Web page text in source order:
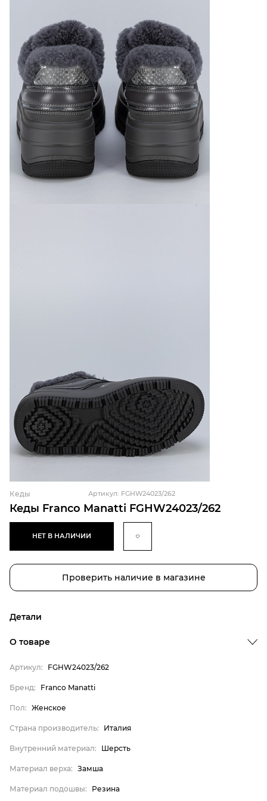
Кеды Franco Manatti FGHW24023/262
Кеды Артикул: FGHW24023/262
НЕТ В НАЛИЧИИ
Проверить наличие в магазине
Детали
Страна производитель
Внутренний материал
Материал верха
Материал подошвы
Материал стельки
Женское
Италия
О товаре
Артикул: FGHW24023/262
Бренд: Franco Manatti
Пол: Женское
Страна производитель: Италия
Внутренний материал: Шерсть
Материал верха: Замша
Материал подошвы: Резина